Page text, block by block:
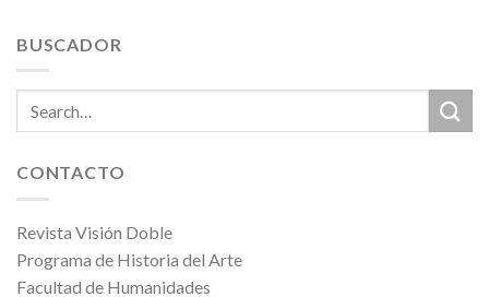
BUSCADOR
CONTACTO
Revista Visión Doble
Programa de Historia del Arte
Facultad de Humanidades